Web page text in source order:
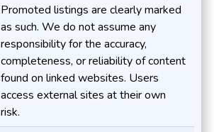
Promoted listings are clearly marked
as such. We do not assume any
responsibility for the accuracy,
completeness, or reliability of content
found on linked websites. Users
access external sites at their own
risk.